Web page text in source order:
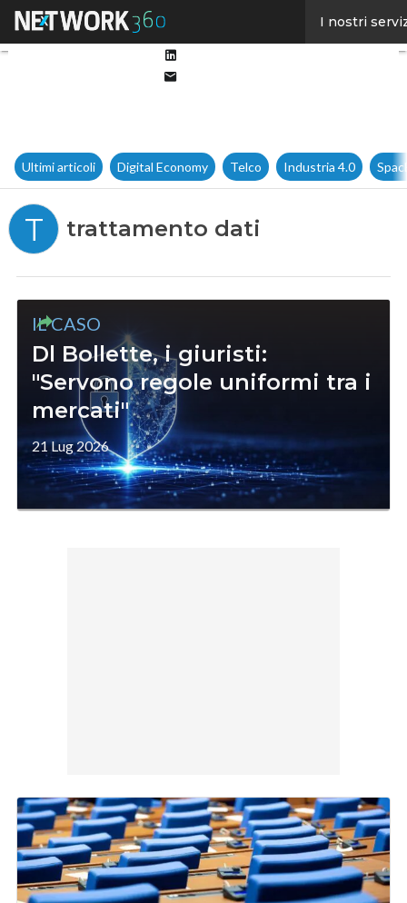
I nostri
Ultimi articoli Digital Economy Telco Industria 4.0
T trattamento dati
IL CASO
Dl Bollette, i giuristi:
"Servono regole uniformi tra i
mercati"
21 Lug 2026